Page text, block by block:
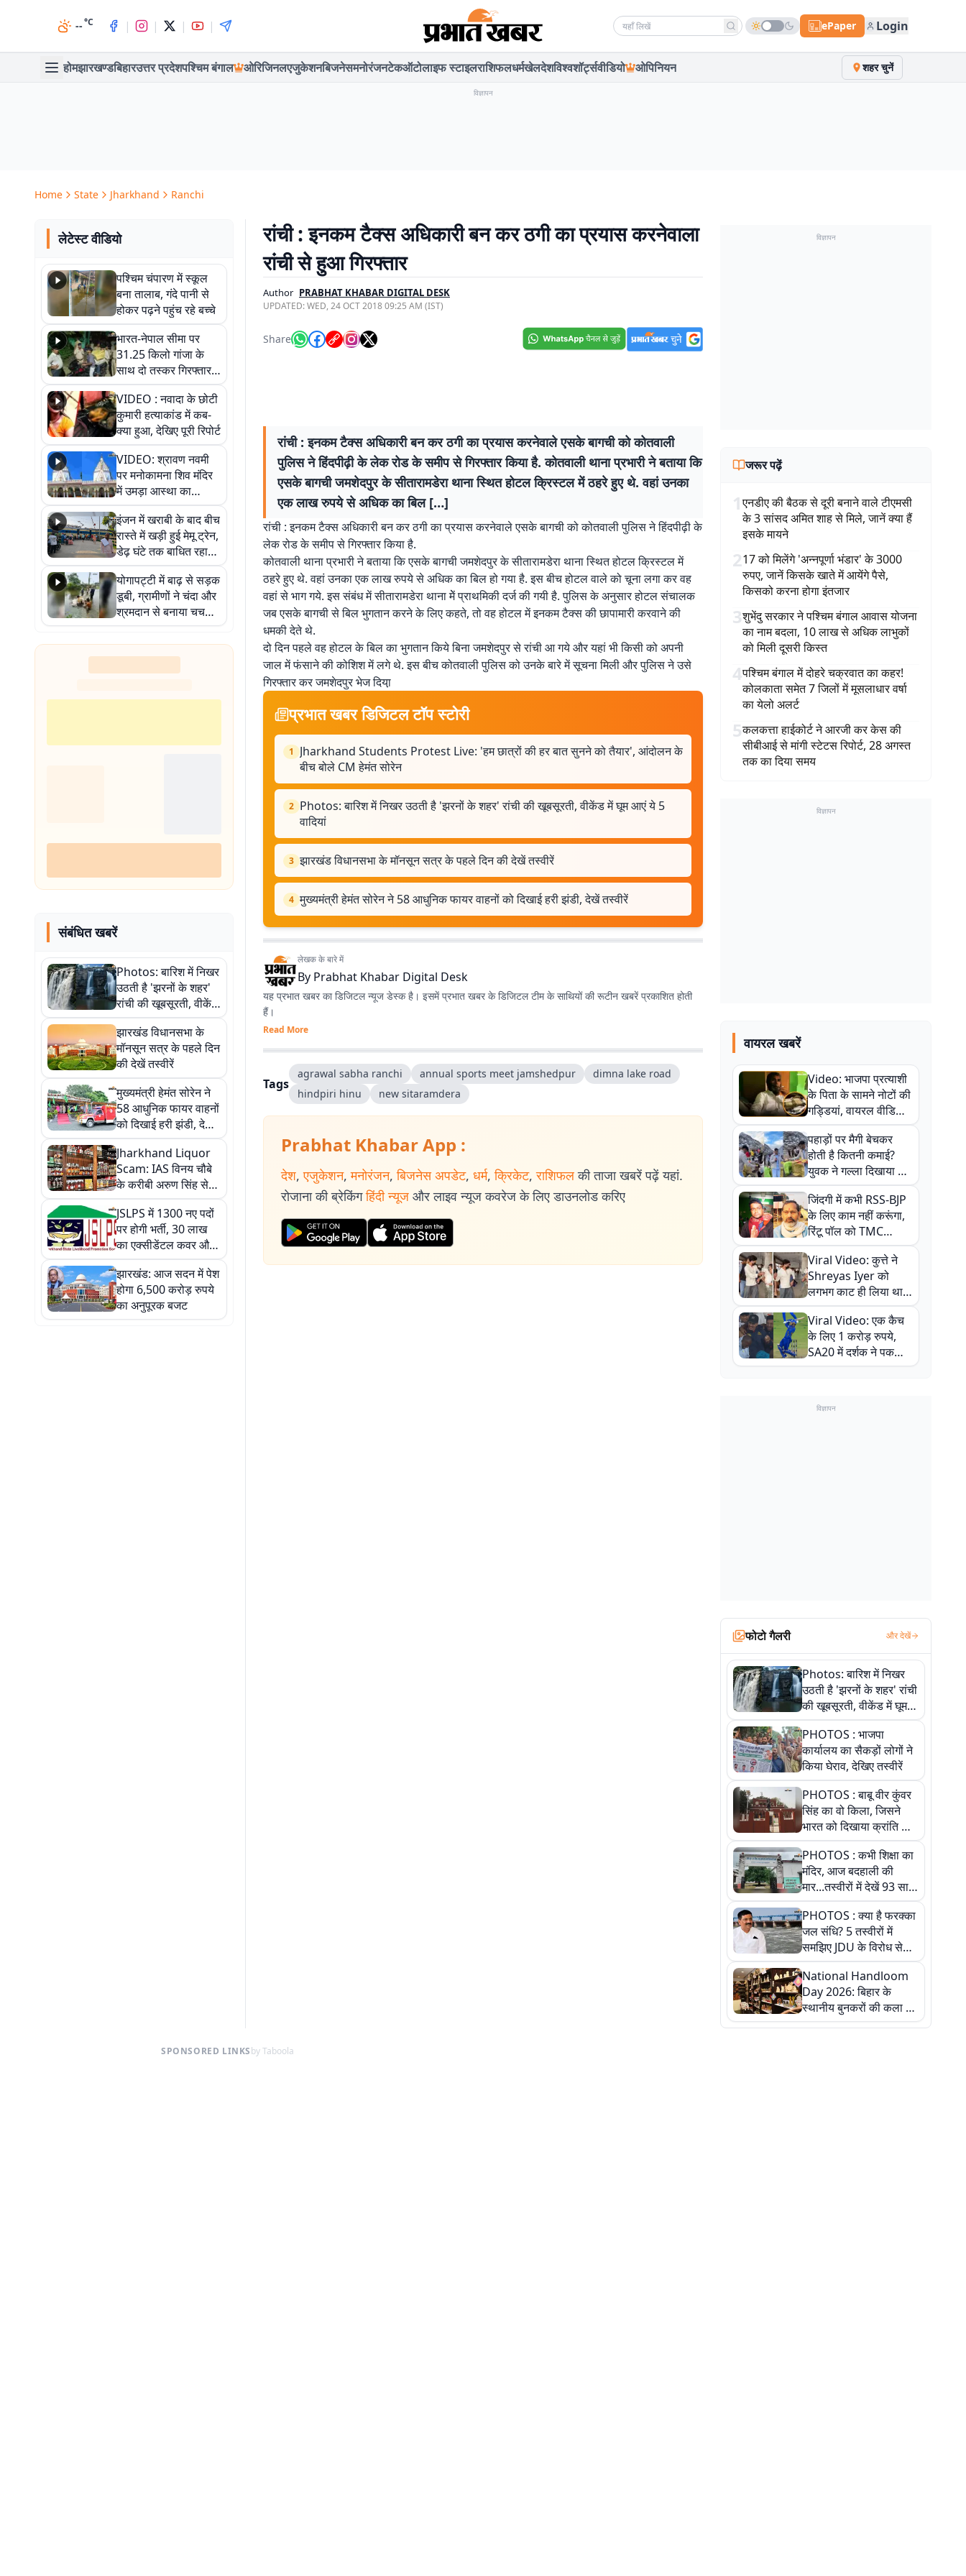
--°C | | | | Search news ePaper Login
होमझारखण्डबिहारउत्तर प्रदेशपश्चिम बंगाल ओरिजिनलएजुकेशनबिजनेसमनोरंजनटेकऑटोलाइफ स्टाइलराशिफलधर्मखेलदेशविश्वशॉर्ट्सवीडियो ओपिनियन शहर चुनें
विज्ञापन
Home State Jharkhand Ranchi
लेटेस्ट वीडियो
पश्चिम चंपारण में स्कूल
बना तालाब, गंदे पानी से
होकर पढ़ने पहुंच रहे बच्चे
भारत-नेपाल सीमा पर
31.25 किलो गांजा के
साथ दो तस्कर गिरफ्तार,
नेपाली नंबर की बाइक
जब्त
VIDEO : नवादा के छोटी
कुमारी हत्याकांड में कब-
क्या हुआ, देखिए पूरी रिपोर्ट
VIDEO: श्रावण नवमी
पर मनोकामना शिव मंदिर
में उमड़ा आस्था का
सैलाब, हर-हर महादेव के
जयघोष से गूंजा परिसर
इंजन में खराबी के बाद बीच
रास्ते में खड़ी हुई मेमू ट्रेन,
डेढ़ घंटे तक बाधित रहा
आवागमन
योगापट्टी में बाढ़ से सड़क
डूबी, ग्रामीणों ने चंदा और
श्रमदान से बनाया चचरी
पुल
संबंधित खबरें
Photos: बारिश में निखर
उठती है 'झरनों के शहर'
रांची की खूबसूरती, वीकेंड
में घूम आएं ये 5 वादियां
झारखंड विधानसभा के
मॉनसून सत्र के पहले दिन
की देखें तस्वीरें
मुख्यमंत्री हेमंत सोरेन ने
58 आधुनिक फायर वाहनों
को दिखाई हरी झंडी, देखें
तस्वीरें
Jharkhand Liquor
Scam: IAS विनय चौबे
के करीबी अरुण सिंह से
ACB की कड़ी पूछताछ,
खुलेगा मनी ट्रेल का राज?
JSLPS में 1300 नए पदों
पर होगी भर्ती, 30 लाख
का एक्सीडेंटल कवर और
बढ़े भत्ते, हेमंत सरकार का
बड़ा तोहफा
झारखंड: आज सदन में पेश
होगा 6,500 करोड़ रुपये
का अनुपूरक बजट
रांची : इनकम टैक्स अधिकारी बन कर ठगी का प्रयास करनेवाला
रांची से हुआ गिरफ्तार
Author PRABHAT KHABAR DIGITAL DESK
UPDATED:WED, 24 OCT 2018 09:25 AM (IST)
Share
रांची : इनकम टैक्स अधिकारी बन कर ठगी का प्रयास करनेवाले एसके बागची को कोतवाली
पुलिस ने हिंदपीढ़ी के लेक रोड के समीप से गिरफ्तार किया है. कोतवाली थाना प्रभारी ने बताया कि
एसके बागची जमशेदपुर के सीतारामडेरा थाना स्थित होटल क्रिस्टल में ठहरे हुए थे. वहां उनका
एक लाख रुपये से अधिक का बिल […]
रांची : इनकम टैक्स अधिकारी बन कर ठगी का प्रयास करनेवाले एसके बागची को कोतवाली पुलिस ने हिंदपीढ़ी के
लेक रोड के समीप से गिरफ्तार किया है.
कोतवाली थाना प्रभारी ने बताया कि एसके बागची जमशेदपुर के सीतारामडेरा थाना स्थित होटल क्रिस्टल में
ठहरे हुए थे. वहां उनका एक लाख रुपये से अधिक का बिल हो गया है. इस बीच होटल वाले को चूना लगा कर वह
वहां से भाग गये. इस संबंध में सीतारामडेरा थाना मेें प्राथमिकी दर्ज की गयी है. पुलिस के अनुसार होटल संचालक
जब एसके बागची से बिल भुगतान करने के लिए कहते, तो वह होटल में इनकम टैक्स की छापामारी करवाने की
धमकी देते थे.
दो दिन पहले वह होटल के बिल का भुगतान किये बिना जमशेदपुर से रांची आ गये और यहां भी किसी को अपनी
जाल में फंसाने की कोशिश में लगे थे. इस बीच कोतवाली पुलिस को उनके बारे में सूचना मिली और पुलिस ने उसे
गिरफ्तार कर जमशेदपुर भेज दिया़
प्रभात खबर डिजिटल टॉप स्टोरी
1
Jharkhand Students Protest Live: 'हम छात्रों की हर बात सुनने को तैयार', आंदोलन के
बीच बोले CM हेमंत सोरेन
2 Photos: बारिश में निखर उठती है 'झरनों के शहर' रांची की खूबसूरती, वीकेंड में घूम आएं ये 5
वादियां
3 झारखंड विधानसभा के मॉनसून सत्र के पहले दिन की देखें तस्वीरें
4 मुख्यमंत्री हेमंत सोरेन ने 58 आधुनिक फायर वाहनों को दिखाई हरी झंडी, देखें तस्वीरें
लेखक के बारे में
By Prabhat Khabar Digital Desk
यह प्रभात खबर का डिजिटल न्यूज डेस्क है। इसमें प्रभात खबर के डिजिटल टीम के साथियों की रूटीन खबरें प्रकाशित होती
हैं।
Read More
Tags
agrawal sabha ranchi annual sports meet jamshedpur
dimna lake road
hindpiri hinu
new sitaramdera
Prabhat Khabar App :
देश, एजुकेशन, मनोरंजन, बिजनेस अपडेट, धर्म, क्रिकेट, राशिफल की ताजा खबरें पढ़ें यहां.
रोजाना की ब्रेकिंग हिंदी न्यूज और लाइव न्यूज कवरेज के लिए डाउनलोड करिए
विज्ञापन
जरूर पढ़ें
1एनडीए की बैठक से दूरी बनाने वाले टीएमसी
के 3 सांसद अमित शाह से मिले, जानें क्या हैं
इसके मायने
217 को मिलेंगे 'अन्नपूर्णा भंडार' के 3000
रुपए, जानें किसके खाते में आयेंगे पैसे,
किसको करना होगा इंतजार
3शुभेंदु सरकार ने पश्चिम बंगाल आवास योजना
का नाम बदला, 10 लाख से अधिक लाभुकों
को मिली दूसरी किस्त
4पश्चिम बंगाल में दोहरे चक्रवात का कहर!
कोलकाता समेत 7 जिलों में मूसलाधार वर्षा
का येलो अलर्ट
5कलकत्ता हाईकोर्ट ने आरजी कर केस की
सीबीआई से मांगी स्टेटस रिपोर्ट, 28 अगस्त
तक का दिया समय
विज्ञापन
वायरल खबरें
Video: भाजपा प्रत्याशी
के पिता के सामने नोटों की
गड्डियां, वायरल वीडियो
से राजनीति में उबाल,
अजित महतो बोले- TMC
की गंदी चाल
पहाड़ों पर मैगी बेचकर
होती है कितनी कमाई?
युवक ने गल्ला दिखाया तो
नौकरी वालों के खड़े हो गए
कान
जिंदगी में कभी RSS-BJP
के लिए काम नहीं करूंगा,
रिंटू पॉल को TMC
ऑफिस में ले जाकर पीटा,
Video वायरल
Viral Video: कुत्ते ने
Shreyas Iyer को
लगभग काट ही लिया था,
न्यूजीलैंड सीरीज से पहले
बाल-बाल बचे
Viral Video: एक कैच
के लिए 1 करोड़ रुपये,
SA20 में दर्शक ने पकड़ा
एक हाथ से गजब का कैच
विज्ञापन
फोटो गैलरी और देखें
Photos: बारिश में निखर
उठती है 'झरनों के शहर' रांची
की खूबसूरती, वीकेंड में घूम
आएं ये 5 वादियां
PHOTOS : भाजपा
कार्यालय का सैकड़ों लोगों ने
किया घेराव, देखिए तस्वीरें
PHOTOS : बाबू वीर कुंवर
सिंह का वो किला, जिसने
भारत को दिखाया क्रांति का
रास्ता: तस्वीरों में देखिए
PHOTOS : कभी शिक्षा का
मंदिर, आज बदहाली की
मार...तस्वीरों में देखें 93 साल
पुराने इस हाई स्कूल की
हकीकत
PHOTOS : क्या है फरक्का
जल संधि? 5 तस्वीरों में
समझिए JDU के विरोध से
लेकर बिहार पर असर तक
पूरी कहानी
National Handloom
Day 2026: बिहार के
स्थानीय बुनकरों की कला को
सलाम, तस्वीरों में देखें
SPONSORED LINKSby Taboola